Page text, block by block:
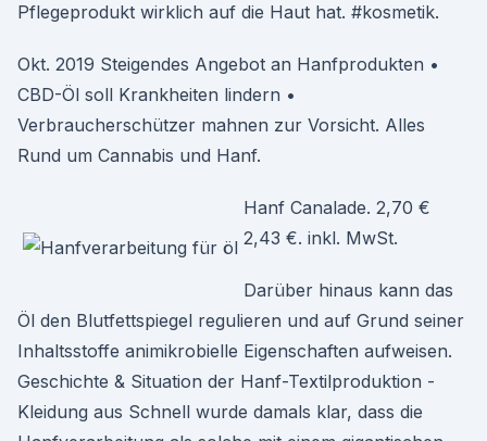
Pflegeprodukt wirklich auf die Haut hat. #kosmetik.
Okt. 2019 Steigendes Angebot an Hanfprodukten •
CBD-Öl soll Krankheiten lindern •
Verbraucherschützer mahnen zur Vorsicht. Alles
Rund um Cannabis und Hanf.
Hanf Canalade. 2,70 €
2,43 €. inkl. MwSt.
Darüber hinaus kann das
Öl den Blutfettspiegel regulieren und auf Grund seiner
Inhaltsstoffe animikrobielle Eigenschaften aufweisen.
Geschichte & Situation der Hanf-Textilproduktion -
Kleidung aus Schnell wurde damals klar, dass die